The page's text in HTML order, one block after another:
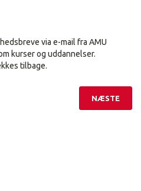
via e-mail fra AMU
kurser og uddannelser.
tilbage.